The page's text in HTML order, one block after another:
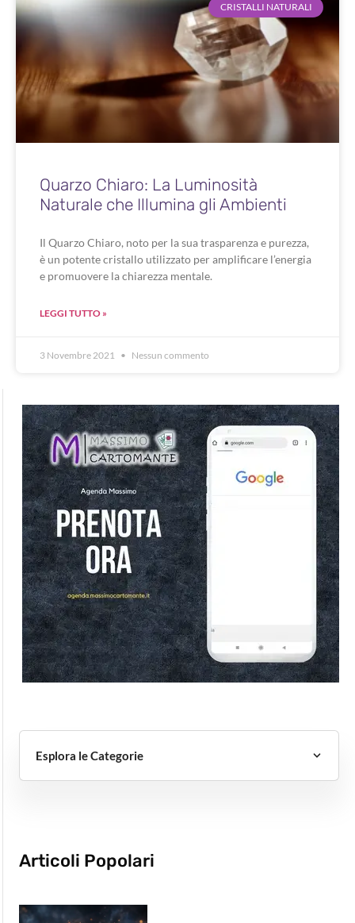
CRISTALLI NATURALI
Quarzo Chiaro: La Luminosità
Naturale che Illumina gli Ambienti
Il Quarzo Chiaro, noto per la sua trasparenza e purezza,
è un potente cristallo utilizzato per amplificare l’energia
e promuovere la chiarezza mentale.
LEGGI TUTTO »
3 Novembre 2021 Nessun commento
Esplora le Categorie
Articoli Popolari